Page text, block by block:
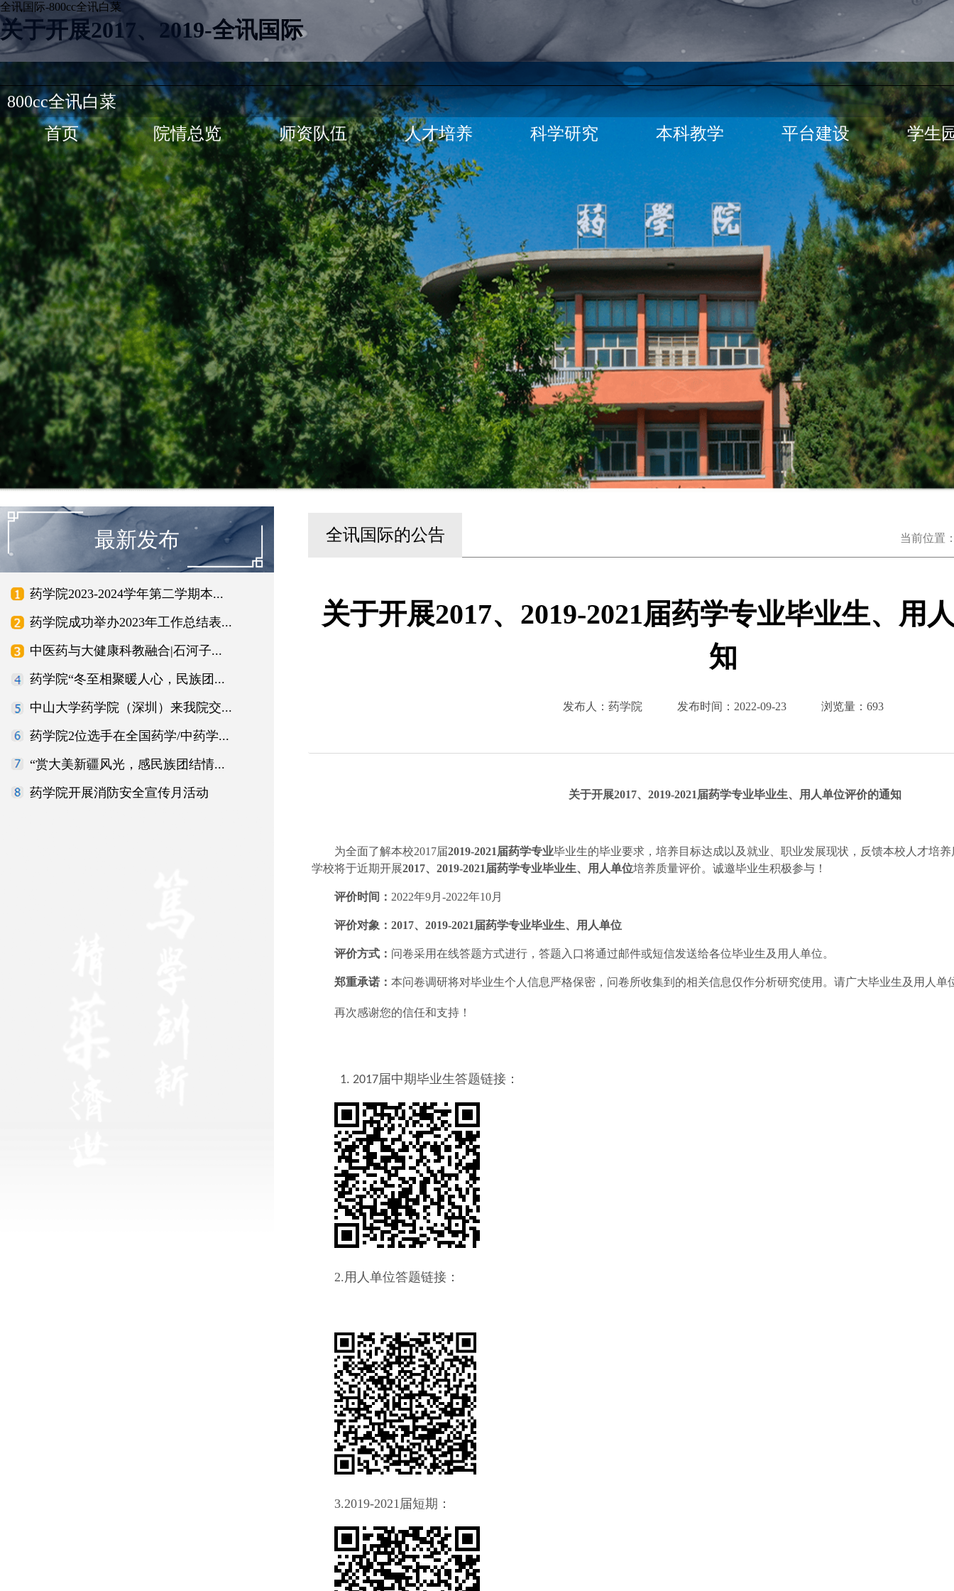
关于开展2017、2019-全讯国际
全讯国际-800cc全讯白菜
800cc全讯白菜
首页
院情总览 师资队伍 人才培养 科学研究 本科教学 平台建设 学生
最新发布
药学院2023-2024学年第二学期本...
药学院成功举办2023年工作总结表...
中医药与大健康科教融合|石河子...
药学院“冬至相聚暖人心，民族团...
中山大学药学院（深圳）来我院交...
药学院2位选手在全国药学/中药学...
“赏大美新疆风光，感民族团结情...
药学院开展消防安全宣传月活动
全讯国际的公告 当前位置
关于开展2017、2019-2021届药学专业毕业生、用
知
发布人：药学院 发布时间： 2022-09-23 浏览量： 693
关于开展2017、 2019-2021 届药学专业毕业生、用人单位评价的通知
为全面了解本校2017届2019-2021 届药学专业毕业生的毕业要求，培养目标达成以及就业、职业发展现状，反馈本校人才培
学校将于近期开展2017、 2019-2021 届药学专业毕业生、用人单位培养质量评价。诚邀毕业生积极参与！
评价时间： 2022年9月 -2022年10月
评价对象： 2017、 2019-2021 届药学专业毕业生、用人单位
评价方式： 问卷采用在线答题方式进行，答题入口将通过邮件或短信发送给各位毕业生及用人单位。
郑重承诺： 本问卷调研将对毕业生个人信息严格保密，问卷所收集到的相关信息仅作分析研究使用。请广大毕业生及用人单
再次感谢您的信任和支持！
1. 2017届中期毕业生答题链接：
2.用人单位答题链接：
3.2019-2021届短期：